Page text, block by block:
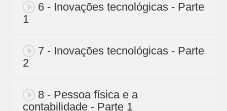
6 - Inovações tecnológicas - Parte
1
7 - Inovações tecnológicas - Parte
2
8 - Pessoa física e a
contabilidade - Parte 1